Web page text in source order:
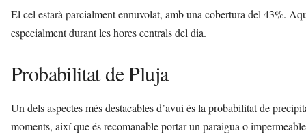
El cel estarà parcialment ennuvolat, amb una cobertura del 43%.
especialment durant les hores centrals del dia.
Probabilitat de Pluja
Un dels aspectes més destacables d’avui és la probabilitat de
moments, així que és recomanable portar un paraigua o